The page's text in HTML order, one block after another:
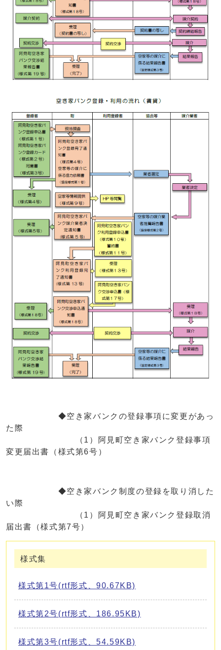
◆空き家バンクの登録事項に変更があっ
た際
（1）阿見町空き家バンク登録事項
変更届出書（様式第6号）
◆空き家バンク制度の登録を取り消した
い際
（1）阿見町空き家バンク登録取消
届出書（様式第7号）
様式集
様式第1号(rtf形式、90.67KB)
様式第2号(rtf形式、186.95KB)
様式第3号(rtf形式、54.59KB)